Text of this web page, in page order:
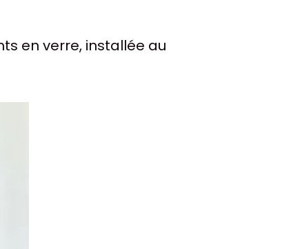
en verre, installée au